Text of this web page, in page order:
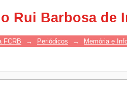
Rui Barbosa de
FCRB → Periódicos → Memória e